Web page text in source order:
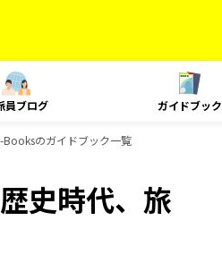
員ブログ ガイドブック
のガイドブック一覧
史時代、旅